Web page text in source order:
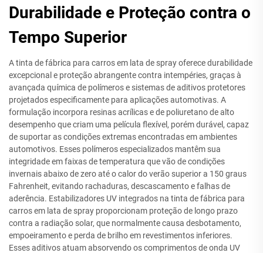
Durabilidade e Proteção contra o
Tempo Superior
A tinta de fábrica para carros em lata de spray oferece durabilidade
excepcional e proteção abrangente contra intempéries, graças à
avançada química de polímeros e sistemas de aditivos protetores
projetados especificamente para aplicações automotivas. A
formulação incorpora resinas acrílicas e de poliuretano de alto
desempenho que criam uma película flexível, porém durável, capaz
de suportar as condições extremas encontradas em ambientes
automotivos. Esses polímeros especializados mantêm sua
integridade em faixas de temperatura que vão de condições
invernais abaixo de zero até o calor do verão superior a 150 graus
Fahrenheit, evitando rachaduras, descascamento e falhas de
aderência. Estabilizadores UV integrados na tinta de fábrica para
carros em lata de spray proporcionam proteção de longo prazo
contra a radiação solar, que normalmente causa desbotamento,
empoeiramento e perda de brilho em revestimentos inferiores.
Esses aditivos atuam absorvendo os comprimentos de onda UV